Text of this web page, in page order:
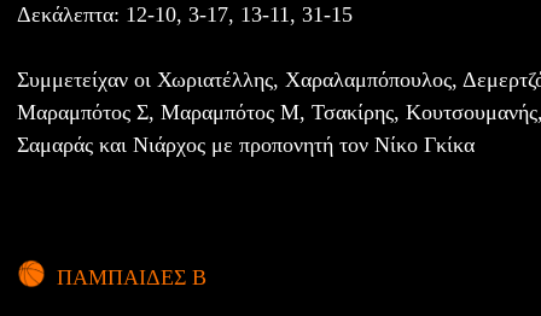
Δεκάλεπτα: 12-10, 3-17, 13-11, 31-15
Συμμετείχαν οι Χωριατέλλης, Χαραλαμπόπουλος,
Μαραμπότος Σ, Μαραμπότος Μ, Τσακίρης,
Σαμαράς και Νιάρχος με προπονητή τον Νίκο Γκίκα
ΠΑΜΠΑΙΔΕΣ Β